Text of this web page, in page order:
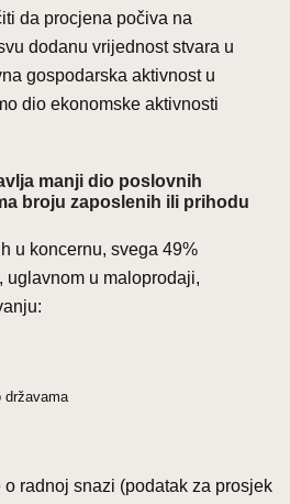
da procjena počiva na
dodanu vrijednost stvara u
gospodarska aktivnost u
dio ekonomske aktivnosti
manji dio poslovnih
broju zaposlenih ili prihodu
u koncernu, svega 49%
uglavnom u maloprodaji,
državama
o radnoj snazi (podatak za prosjek